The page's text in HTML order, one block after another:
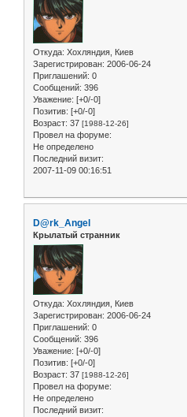
Откуда: Хохляндия, Киев
Зарегистрирован: 2006-06-24
Приглашений: 0
Сообщений: 396
Уважение: [+0/-0]
Позитив: [+0/-0]
Возраст: 37 [1988-12-26]
Провел на форуме:
Не определено
Последний визит:
2007-11-09 00:16:51
D@rk_Angel
Крылатый странник
Откуда: Хохляндия, Киев
Зарегистрирован: 2006-06-24
Приглашений: 0
Сообщений: 396
Уважение: [+0/-0]
Позитив: [+0/-0]
Возраст: 37 [1988-12-26]
Провел на форуме:
Не определено
Последний визит: